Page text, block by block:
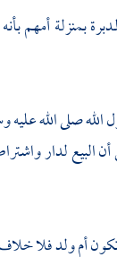
بمنزلة أمهم
صلى الله
البيع لدار
أم ولد فلا